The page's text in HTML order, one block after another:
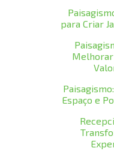
para Criar
Melhorar
Espaço e